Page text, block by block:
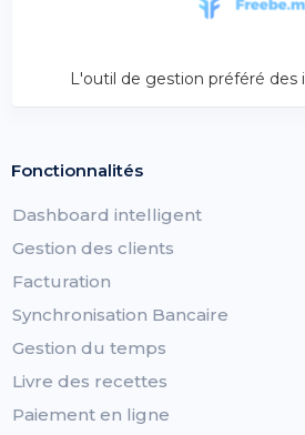
L'outil de gestion préféré des
Fonctionnalités
Dashboard intelligent
Gestion des clients
Facturation
Synchronisation Bancaire
Gestion du temps
Livre des recettes
Paiement en ligne